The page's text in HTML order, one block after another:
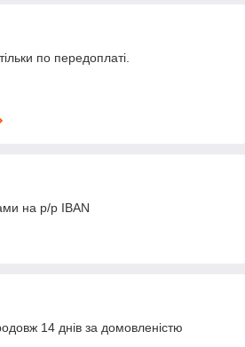
по передоплаті.
на р/р IBAN
14 днів за домовленістю